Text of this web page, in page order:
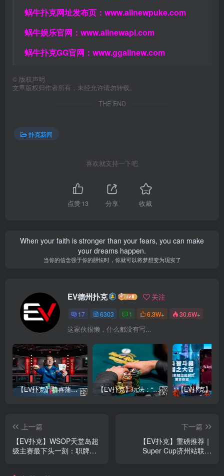
蜗牛扑克网址发布页： www.allnewpuke.com
蜗牛娱乐官网： www.allnewapl.com
蜗牛扑克GG官网： www.ggallnew.com
© 版权声明
文章版权归作者所有，未经允许请勿转载。
THE END
扑克新闻
喜欢就支持一下吧
点赞13 分享 收藏
When your faith is stronger than your fears, you can make
your dreams happen.
当你的信念强于你的胆怯时，你就可以将梦想变为现实了
EV德州扑克 关注
17 6303 1 6.3W+ 30.6W+
这家伙很懒，什么都没有写...
【EV扑克】恭喜蒲蔚然赛事#65夺冠，收获国人2023WSOP第六条金手链，奖金93万刀！ 【EV扑克】玩法：“松弱鱼/松凶鱼打法”的基本攻略
上一篇
【EV扑克】WSOP天堂岛超
级主赛最下头一刻：职牌拿
下一篇
【EV扑克】重磅推荐｜
Super Cup济州站联手